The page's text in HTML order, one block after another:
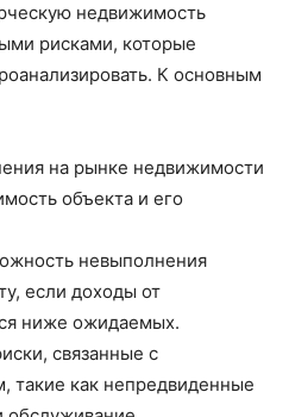
недвижимость
рисками, которые
К основным
на рынке недвижимости
объекта и его
невыполнения
если доходы от
ниже ожидаемых.
связанные с
такие как непредвиденные